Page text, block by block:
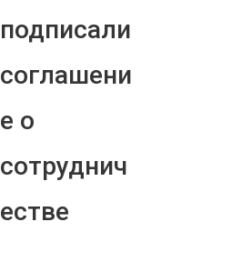
подписали
соглашени
е о
сотруднич
естве